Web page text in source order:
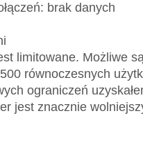
brak danych
limitowane. Możliwe
równoczesnych
ograniczeń
jest znacznie